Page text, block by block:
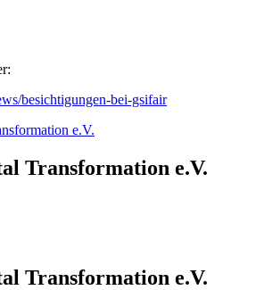
besichtigungen-bei-gsifair
Transformation e.V.
Transformation e.V.